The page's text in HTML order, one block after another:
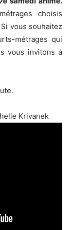
choisis
vous souhaitez
métrages qui
vous invitons à
Krivanek